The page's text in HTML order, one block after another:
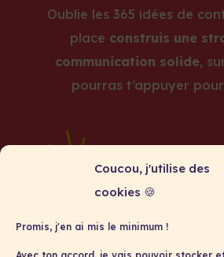
Coucou, j'utilise des
cookies 🍪
Promis, j'en ai mis le minimum !
Oublie les 365 idées de
place construis une
communication solide,
pourras t’appuyer